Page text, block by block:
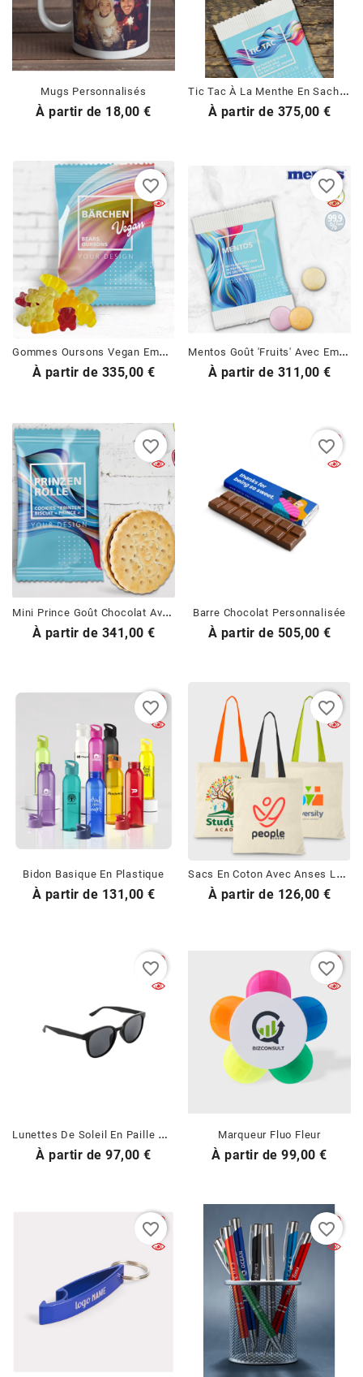
Mugs Personnalisés
À partir de Prix
18,00 €
T
Ic Tac À La Menthe En Sachets Papier Personnalisés
À partir de Prix
375,00 €
G
Ommes Oursons Vegan Emballage Personnalisé
À partir de Prix
335,00 €
favorite_border
M
Entos Goût 'Fruits' Avec Emballage Personnalisé
À partir de Prix
311,00 €
favorite_border
M
Ini Prince Goût Chocolat Avec Emballage Personnalisé
À partir de Prix
341,00 €
favorite_border
Barre Chocolat Personnalisée
À partir de Prix
505,00 €
favorite_border
Bidon Basique En Plastique
À partir de Prix
131,00 €
favorite_border
S
Acs En Coton Avec Anses Longues Colorées
À partir de Prix
126,00 €
favorite_border
L
Unettes De Soleil En Paille De Blé Écologique
À partir dePrix
97,00 €
favorite_border
Marqueur Fluo Fleur
À partir dePrix
99,00 €
favorite_border
favorite_border favorite_border